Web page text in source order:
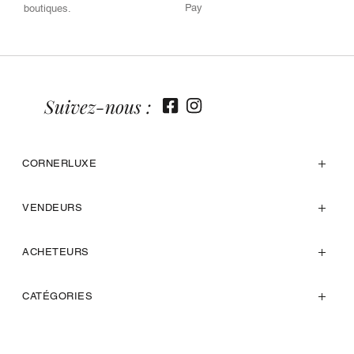
boutiques.
Pay
CORNERLUXE
VENDEURS
ACHETEURS
CATÉGORIES
Suivez-nous :